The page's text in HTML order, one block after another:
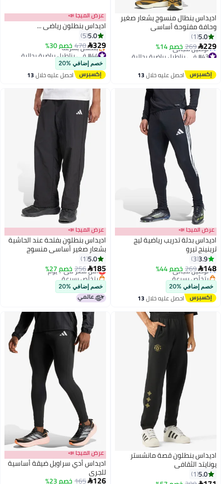
بنطال منسوج بشعار صغير
مفتوحة أساسي
1
269خصم 14%
في 7 يوم
مجاني
احصل عليه خلال13
اغسطس
عرض الميجا 📣
اديداس بنطلون رياضي ...
5
470خصم 30%
توصيل مجاني
بتخلّص بسرعة
خصم إضافي %20
احصل عليه خلال13
اغسطس
📣
بدلة تدريب رياضية ليج
تيرو
3
269خصم 44%
سعر في السنة
مجاني
بسرعة
%20
احصل عليه خلال13
اغسطس
عرض الميجا 📣
اديداس بنطلون بفتحة عند الحاشية
بشعار صغير أساسي منسوج
1
256خصم 27%
أقل سعر في 7 يوم
بتخلّص بسرعة
أقل سعر في 7 يوم
خصم إضافي %20
بنطلون قصة مانشستر
الثقافي
1
عرض الميجا 📣
اديداس أدي سراويل ضيقة أساسية
165خصم 23%